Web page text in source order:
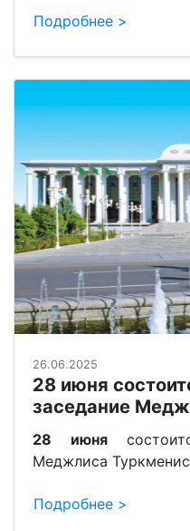
Подробнее >
26.06.2025
28 июня
заседание
28 июня
Меджлиса
Подробнее >